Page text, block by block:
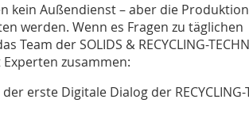
kein Außendienst – aber die
werden. Wenn es Fragen zu täglichen
der SOLIDS & RECYCLING-
zusammen:
erste Digitale Dialog der RECYCLING-